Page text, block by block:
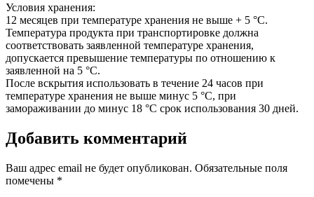
Условия хранения:
12 месяцев при температуре хранения не выше + 5 °C.
Температура продукта при транспортировке должна
соответствовать заявленной температуре хранения,
допускается превышение температуры по отношению к
заявленной на 5 °C.
После вскрытия использовать в течение 24 часов при
температуре хранения не выше минус 5 °C, при
замораживании до минус 18 °C срок использования 30 дней.
Добавить комментарий
Ваш адрес email не будет опубликован. Обязательные поля
помечены *